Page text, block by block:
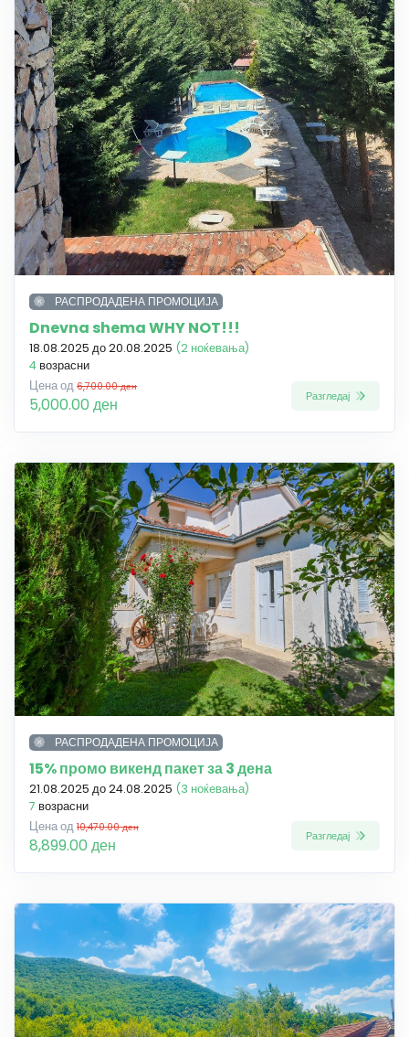
РАСПРОДАДЕНА ПРОМОЦИЈА
Dnevna shema WHY NOT!!!
18.08.2025 до 20.08.2025 (2 ноќевања)
4 возрасни
Цена од 6,700.00 ден
5,000.00 ден Разгледај
РАСПРОДАДЕНА ПРОМОЦИЈА
15% промо викенд пакет за 3 дена
21.08.2025 до 24.08.2025 (3 ноќевања)
7 возрасни
Цена од 10,470.00 ден
8,899.00 ден Разгледај